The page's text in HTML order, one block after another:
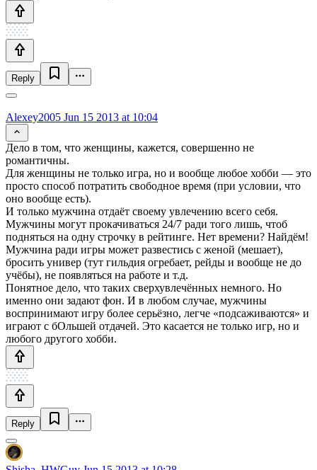
Reply
Alexey2005 Jun 15 2013 at 10:04
Дело в том, что женщины, кажется, совершенно не
романтичны.
Для женщины не только игра, но и вообще любое хобби — это
просто способ потратить свободное время (при условии, что
оно вообще есть).
И только мужчина отдаёт своему увлечению всего себя.
Мужчины могут прокачиваться 24/7 ради того лишь, чтоб
подняться на одну строчку в рейтинге. Нет времени? Найдём!
Мужчина ради игры может развестись с женой (мешает),
бросить универ (тут гильдия огребает, рейды и вообще не до
учёбы), не появляться на работе и т.д.
Понятное дело, что таких сверхувлечённых немного. Но
именно они задают фон. И в любом случае, мужчины
воспринимают игру более серьёзно, легче «подсаживаются» и
играют с бОльшей отдачей. Это касается не только игр, но и
любого другого хобби.
Reply